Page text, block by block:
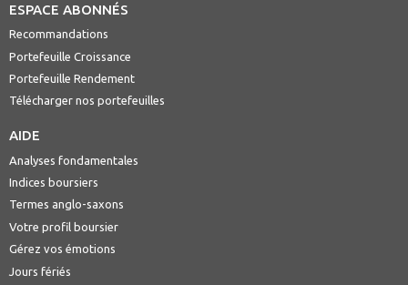
ESPACE ABONNÉS
Recommandations
Portefeuille Croissance
Portefeuille Rendement
Télécharger nos portefeuilles
AIDE
Analyses fondamentales
Indices boursiers
Termes anglo-saxons
Votre profil boursier
Gérez vos émotions
Jours fériés